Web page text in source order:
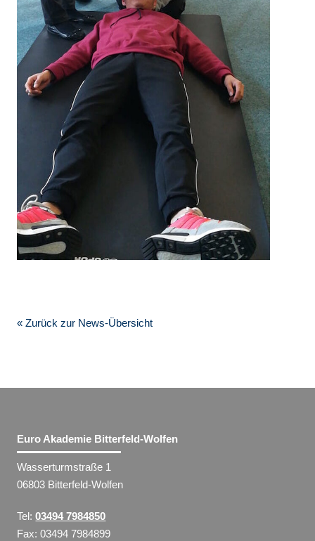
« Zurück zur News-Übersicht
Euro Akademie Bitterfeld-Wolfen
Wasserturmstraße 1
06803 Bitterfeld-Wolfen
Tel:03494 7984850
Fax: 03494 7984899